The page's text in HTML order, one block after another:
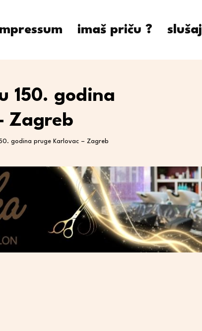
imaš priču ? slušaj
150. godina
Zagreb
godina pruge Karlovac – Zagreb